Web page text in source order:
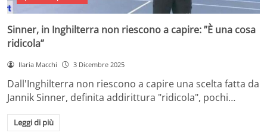
Sinner, in Inghilterra non riescono a capire: ”È una cosa
ridicola”
Ilaria Macchi 3 Dicembre 2025
Dall'Inghilterra non riescono a capire una scelta fatta da
Jannik Sinner, definita addirittura "ridicola", pochi…
Leggi di più